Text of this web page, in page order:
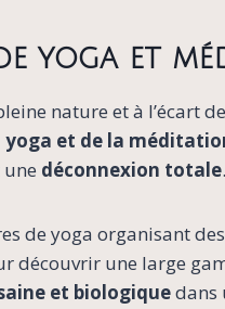
yoga et
nature et à l’écart
yoga et de la
déconnexion totale.
de yoga organisant
découvrir une large
et biologiquedans